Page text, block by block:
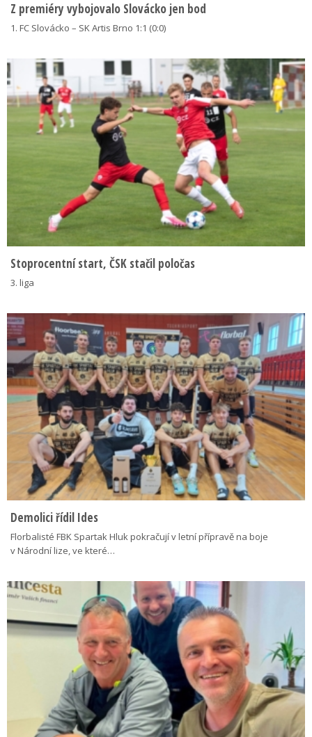
Z premiéry vybojovalo Slovácko jen bod
1. FC Slovácko – SK Artis Brno 1:1 (0:0)
Stoprocentní start, ČSK stačil poločas
3. liga
Demolici řídil Ides
Florbalisté FBK Spartak Hluk pokračují v letní přípravě na boje
v Národní lize, ve které…